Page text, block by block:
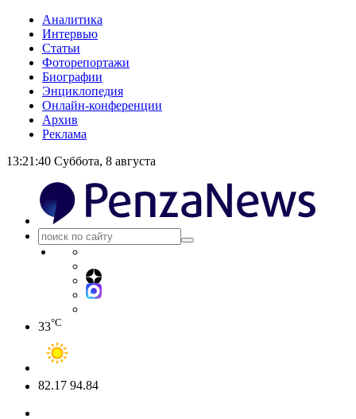
Аналитика
Интервью
Статьи
Фоторепортажи
Биографии
Энциклопедия
Онлайн-конференции
Архив
Реклама
13:21:40 Суббота, 8 августа
33°C
82.17 94.84